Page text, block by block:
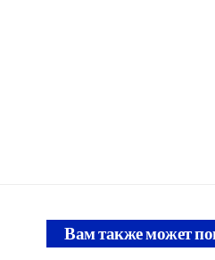
Вам также может